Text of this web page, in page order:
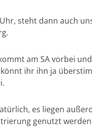
steht dann auch
am SA vorbei
ihr ihn ja
es liegen
genutzt